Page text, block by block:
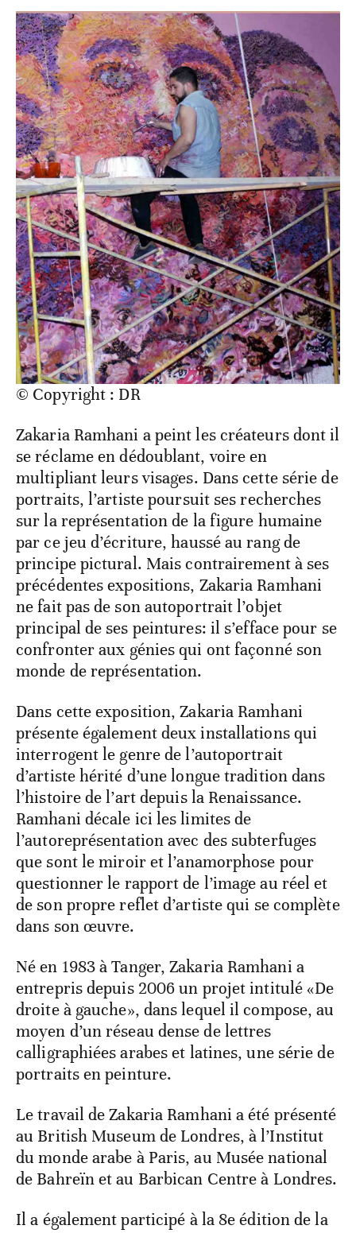
© Copyright : DR
Zakaria Ramhani a peint les créateurs dont il
se réclame en dédoublant, voire en
multipliant leurs visages. Dans cette série de
portraits, l’artiste poursuit ses recherches
sur la représentation de la figure humaine
par ce jeu d’écriture, haussé au rang de
principe pictural. Mais contrairement à ses
précédentes expositions, Zakaria Ramhani
ne fait pas de son autoportrait l’objet
principal de ses peintures: il s’efface pour se
confronter aux génies qui ont façonné son
monde de représentation.
Dans cette exposition, Zakaria Ramhani
présente également deux installations qui
interrogent le genre de l’autoportrait
d’artiste hérité d’une longue tradition dans
l’histoire de l’art depuis la Renaissance.
Ramhani décale ici les limites de
l’autoreprésentation avec des subterfuges
que sont le miroir et l’anamorphose pour
questionner le rapport de l’image au réel et
de son propre reflet d’artiste qui se complète
dans son œuvre.
Né en 1983 à Tanger, Zakaria Ramhani a
entrepris depuis 2006 un projet intitulé «De
droite à gauche», dans lequel il compose, au
moyen d’un réseau dense de lettres
calligraphiées arabes et latines, une série de
portraits en peinture.
Le travail de Zakaria Ramhani a été présenté
au British Museum de Londres, à l’Institut
du monde arabe à Paris, au Musée national
de Bahreïn et au Barbican Centre à Londres.
Il a également participé à la 8e édition de la